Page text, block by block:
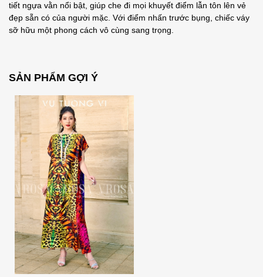
tiết ngựa vằn nổi bật, giúp che đi mọi khuyết điểm lẫn tôn lên vẻ
đẹp sẵn có của người mặc. Với điểm nhấn trước bụng, chiếc váy
sỡ hữu một phong cách vô cùng sang trọng.
SẢN PHẨM GỢI Ý